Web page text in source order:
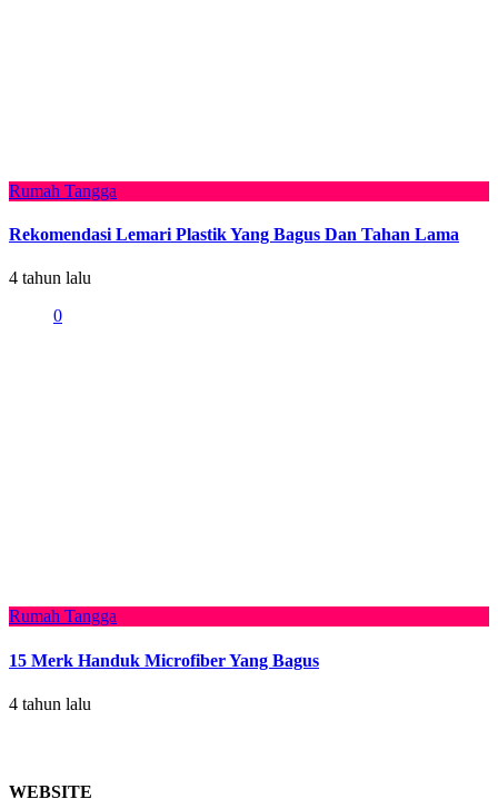
Rumah Tangga
Rekomendasi Lemari Plastik Yang Bagus Dan Tahan Lama
4 tahun lalu
0
Rumah Tangga
15 Merk Handuk Microfiber Yang Bagus
4 tahun lalu
WEBSITE